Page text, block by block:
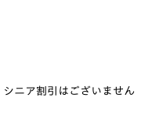
ニア割引はございません